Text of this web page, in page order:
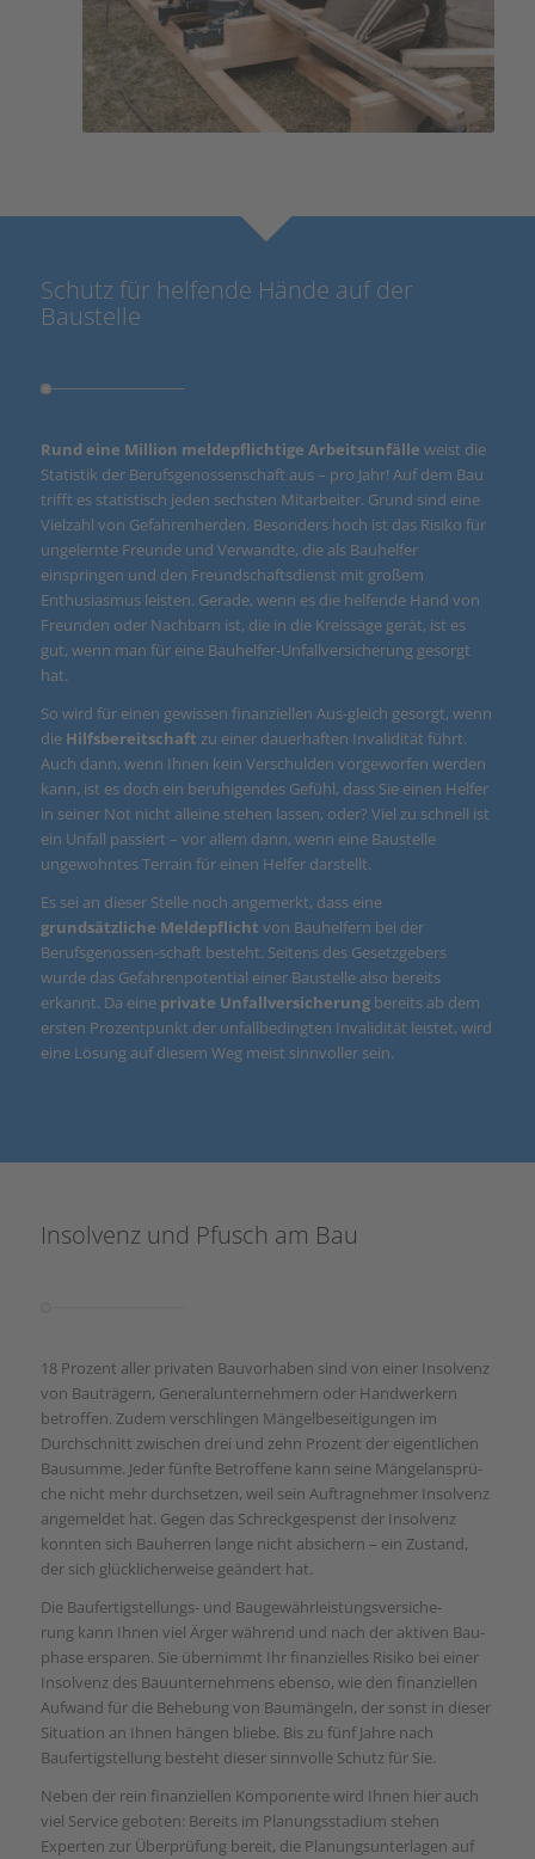
Schutz für helfende Hände auf der
Baustelle
Rund eine Million meldepflichtige Arbeitsunfälle weist die
Statistik der Berufsgenossenschaft aus – pro Jahr! Auf dem Bau
trifft es statistisch jeden sechsten Mitarbeiter. Grund sind eine
Vielzahl von Gefahrenherden. Besonders hoch ist das Risiko für
ungelernte Freunde und Verwandte, die als Bauhelfer
einspringen und den Freundschaftsdienst mit großem
Enthusiasmus leisten. Gerade, wenn es die helfende Hand von
Freunden oder Nachbarn ist, die in die Kreissäge gerät, ist es
gut, wenn man für eine Bauhelfer-Unfallversicherung gesorgt
hat.
So wird für einen gewissen finanziellen Aus-gleich gesorgt, wenn
die Hilfsbereitschaft zu einer dauerhaften Invalidität führt.
Auch dann, wenn Ihnen kein Verschulden vorgeworfen werden
kann, ist es doch ein beruhigendes Gefühl, dass Sie einen Helfer
in seiner Not nicht alleine stehen lassen, oder? Viel zu schnell ist
ein Unfall passiert – vor allem dann, wenn eine Baustelle
ungewohntes Terrain für einen Helfer darstellt.
Es sei an dieser Stelle noch angemerkt, dass eine
grundsätzliche Meldepflicht von Bauhelfern bei der
Berufsgenossen-schaft besteht. Seitens des Gesetzgebers
wurde das Gefahrenpotential einer Baustelle also bereits
erkannt. Da eine private Unfallversicherungbereits ab dem
ersten Prozentpunkt der unfallbedingten Invalidität leistet, wird
eine Lösung auf diesem Weg meist sinnvoller sein.
Insolvenz und Pfusch am Bau
18 Prozent aller privaten Bauvorhaben sind von einer Insolvenz
von Bauträgern, Generalunternehmern oder Handwerkern
betroffen. Zudem verschlingen Mängelbeseitigungen im
Durchschnitt zwischen drei und zehn Prozent der eigentlichen
Bausumme. Jeder fünfte Betroffene kann seine Mängelansprü-
che nicht mehr durchsetzen, weil sein Auftragnehmer Insolvenz
angemeldet hat. Gegen das Schreckgespenst der Insolvenz
konnten sich Bauherren lange nicht absichern – ein Zustand,
der sich glücklicherweise geändert hat.
Die Baufertigstellungs- und Baugewährleistungsversiche-
rung kann Ihnen viel Ärger während und nach der aktiven Bau-
phase ersparen. Sie übernimmt Ihr finanzielles Risiko bei einer
Insolvenz des Bauunternehmens ebenso, wie den finanziellen
Aufwand für die Behebung von Baumängeln, der sonst in dieser
Situation an Ihnen hängen bliebe. Bis zu fünf Jahre nach
Baufertigstellung besteht dieser sinnvolle Schutz für Sie.
Neben der rein finanziellen Komponente wird Ihnen hier auch
viel Service geboten: Bereits im Planungsstadium stehen
Experten zur Überprüfung bereit, die Planungsunterlagen auf